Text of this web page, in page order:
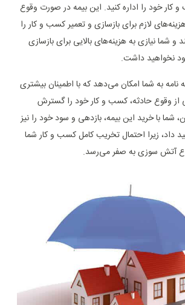
خود را اداره کنید. این بیمه در صورت وقوع
لازم برای بازسازی و تعمیر کسب و کار را
شما نیازی به هزینه‌های بالایی برای بازسازی
نخواهید داشت.
نامه به شما امکان می‌دهد که با اطمینان بیشتری
از وقوع حادثه، کسب و کار خود را گسترش
شما با خرید این بیمه، بازدهی و سود خود را نیز
داد، زیرا احتمال تخریب کامل کسب و کار شما
آتش سوزی به صفر می‌رسد.